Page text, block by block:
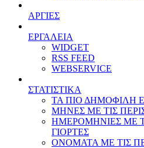
ΑΡΓΙΕΣ
ΕΡΓΑΛΕΙΑ
WIDGET
RSS FEED
WEBSERVICE
ΣΤΑΤΙΣΤΙΚΑ
ΤΑ ΠΙΟ ΔΗΜΟΦΙΛΗ
ΜΗΝΕΣ ΜΕ ΤΙΣ
ΗΜΕΡΟΜΗΝΙΕΣ ΜΕ
ΓΙΟΡΤΕΣ
ΟΝΟΜΑΤΑ ΜΕ ΤΙΣ